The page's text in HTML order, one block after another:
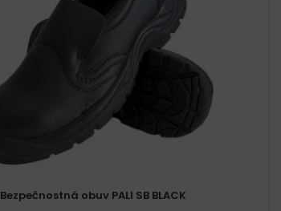
Bezpečnostná obuv PALI SB BLACK